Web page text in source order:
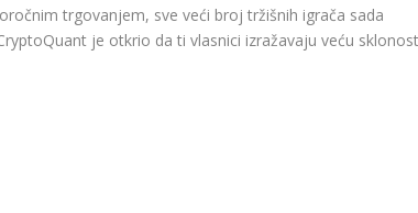
trgovanjem, sve veći broj tržišnih igrača sada
je otkrio da ti vlasnici izražavaju veću